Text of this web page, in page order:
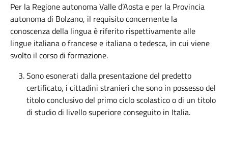
Per la Regione autonoma Valle d’Aosta e per la Provincia
autonoma di Bolzano, il requisito concernente la
conoscenza della lingua è riferito rispettivamente alle
lingue italiana o francese e italiana o tedesca, in cui viene
svolto il corso di formazione.
Sono esonerati dalla presentazione del predetto
certificato, i cittadini stranieri che sono in possesso del
titolo conclusivo del primo ciclo scolastico o di un titolo
di studio di livello superiore conseguito in Italia.